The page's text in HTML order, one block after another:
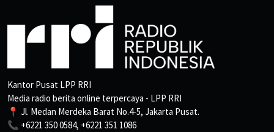
Kantor Pusat LPP RRI
Media radio berita online terpercaya - LPP RRI
📍 Jl. Medan Merdeka Barat No.4-5, Jakarta Pusat.
📞 +6221 350 0584, +6221 351 1086